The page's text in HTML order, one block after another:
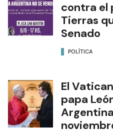
contra el
Tierras
Senado
POLÍTICA
El
papa
Argentina